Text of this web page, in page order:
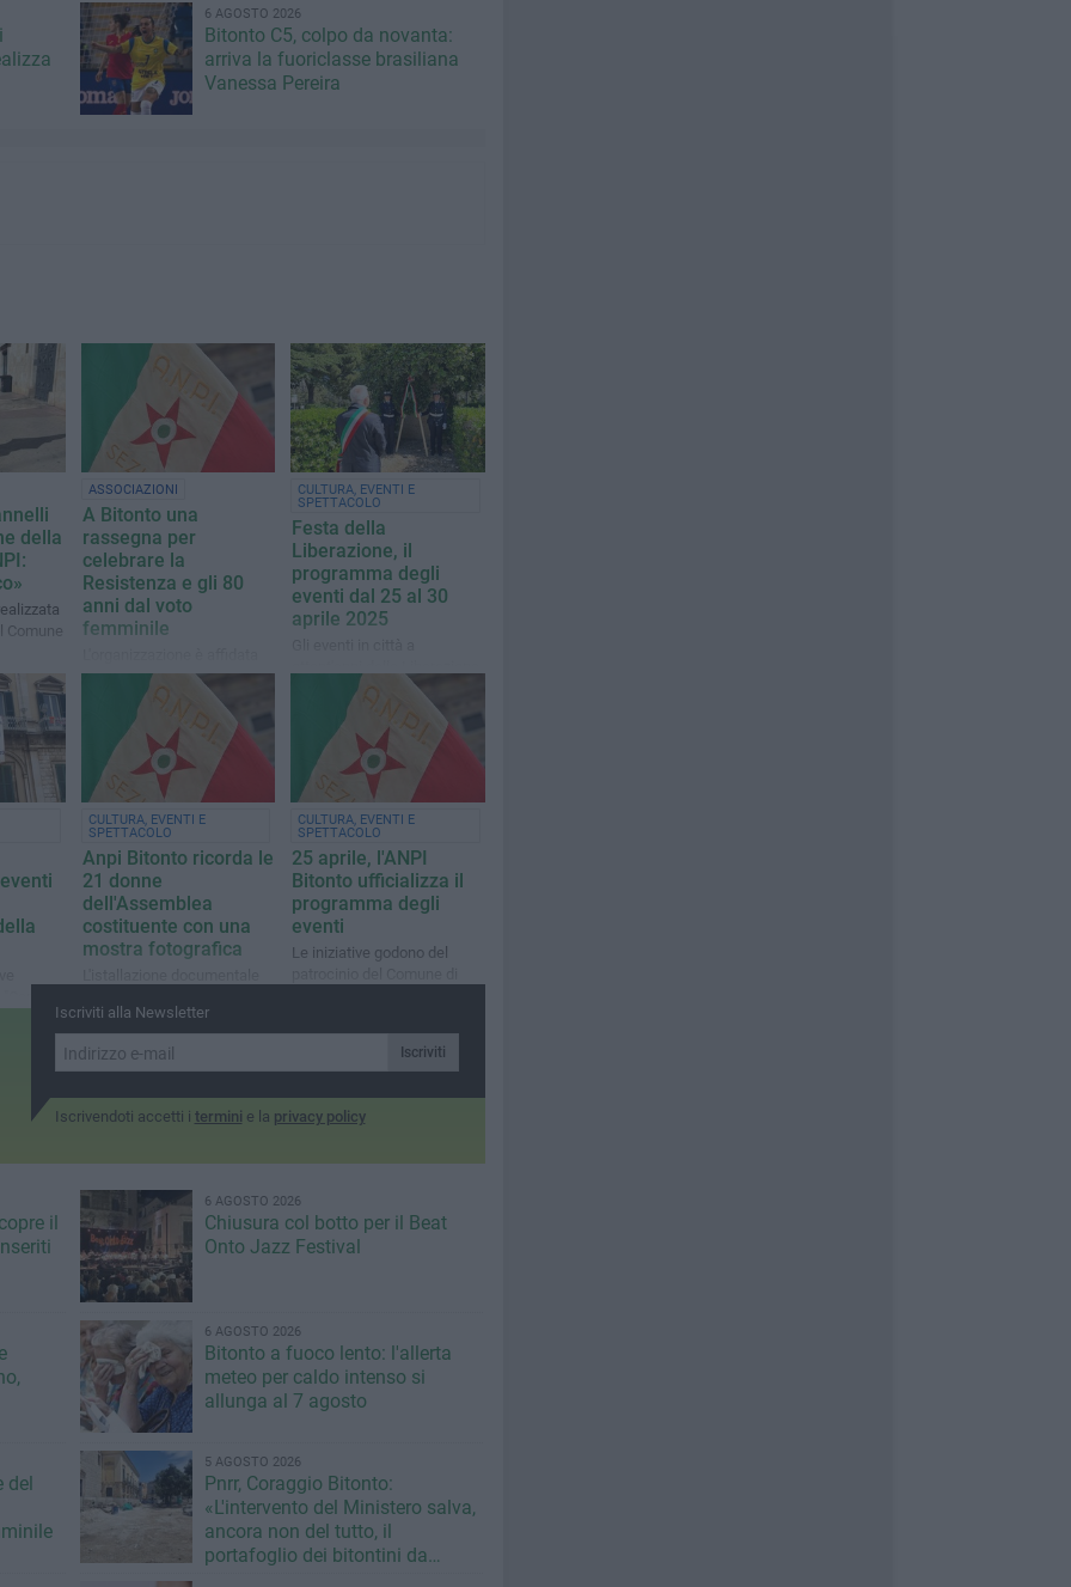
6 AGOSTO 2026
Bitonto C5, colpo da novanta:
arriva la fuoriclasse brasiliana
Vanessa Pereira
della
Comune
ASSOCIAZIONI
A Bitonto una
rassegna per
celebrare la
Resistenza e gli 80
anni dal voto
femminile
ad Anpi e Comune
CULTURA, EVENTI E
SPETTACOLO
Festa della
Liberazione, il
programma degli
eventi dal 25 al 30
aprile 2025
d'Italia dal nazifascismo
CULTURA, EVENTI E
SPETTACOLO
Anpi Bitonto ricorda le
21 donne
dell'Assemblea
costituente con una
mostra fotografica
di corso Vittorio Emanuele
CULTURA, EVENTI E
SPETTACOLO
25 aprile, l'ANPI
Bitonto ufficializza il
programma degli
eventi
Le iniziative godono del
Iscriviti alla Newsletter
Iscriviti
Iscrivendoti accetti i termini e la privacy policy
il
6 AGOSTO 2026
Chiusura col botto per il Beat
Onto Jazz Festival
6 AGOSTO 2026
Bitonto a fuoco lento: l'allerta
meteo per caldo intenso si
allunga al 7 agosto
del
5 AGOSTO 2026
Pnrr, Coraggio Bitonto:
«L'intervento del Ministero salva,
ancora non del tutto, il
portafoglio dei bitontini da